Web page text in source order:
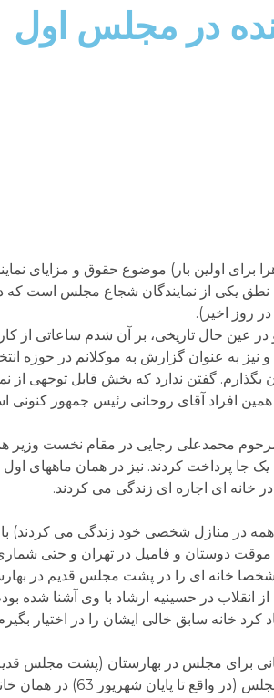
در مجلس اول
برای اولین بار) موضوع حقوق و مزایای
یکی از نمایندگان شجاع مجلس است که
روز اخیر).
عین حال تاریخی، بر آن شدم ساعاتی از
به عنوان گزارش به موکلانم در حوزه
بگذارم. گفتن ندارد که بخش قابل توجهی
همین افراد آقای روحانی رئیس جمهور
محمدعلی رجایی در مقام نخست وزیر
جا پرداخت کردند. نیز در همان ماههای اول
خانه ای اجاره ای زندگی می کردند.
همه در منازل شخصی خود زندگی می کردند)
موقت دوستان و فامیل در تهران و حتی
خانه ای را در پشت مجلس قدیم در
در حسینیه ارشاد با وی آشنا شده
خانه سابق خالی ایشان را در اختیار بگیرم
برای مجلس در بهارستان (پشت مجلس
داشتند به این خانه ها نقل مکان